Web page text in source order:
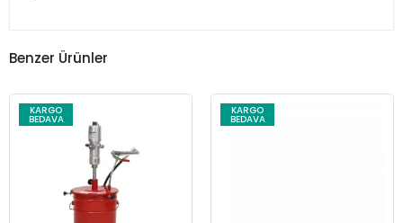
Benzer Ürünler
KARGO
BEDAVA
KARGO
BEDAVA